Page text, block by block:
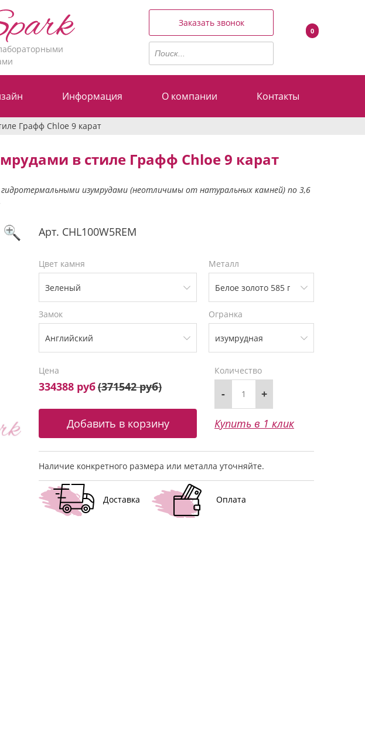
Заказать звонок
0
Информация О компании Контакты
Графф Chloe 9 карат
в стиле Графф Chloe 9 карат
гидротермальными изумрудами (неотличимы от натуральных камней) по 3,6
Арт. CHL100W5REM
Цвет камня Металл
Замок Огранка
Цена
334388 руб(371542 руб)
Количество
- +
Купить в 1 клик
Наличие конкретного размера или металла уточняйте.
Доставка Оплата